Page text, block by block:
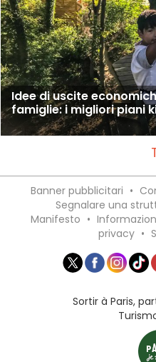
Idee di uscite
famiglie: i migliori piani
Banner pubblicitari •
Segnalare una
Manifesto •
privacy •
Sortir à Paris,